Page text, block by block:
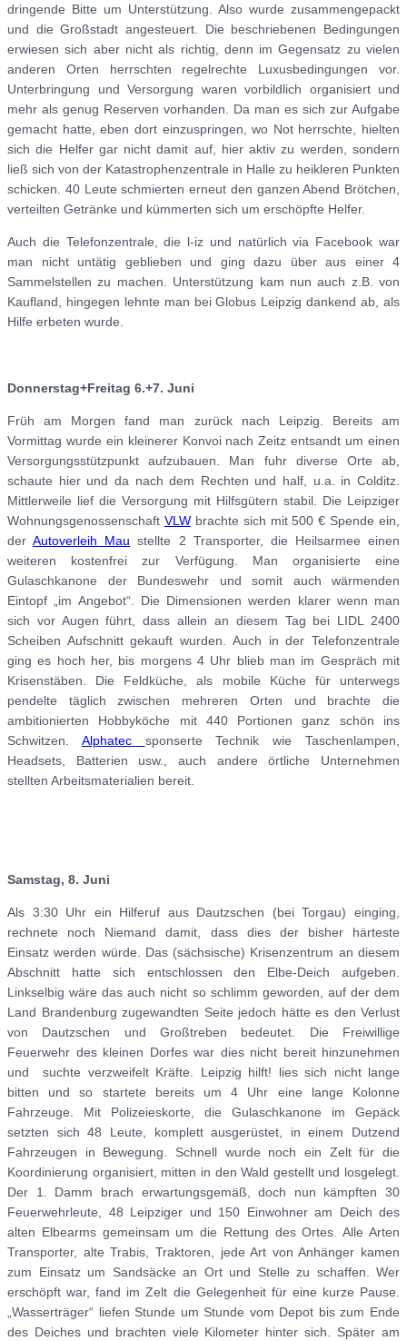
dringende Bitte um Unterstützung. Also wurde zusammengepackt
und die Großstadt angesteuert. Die beschriebenen Bedingungen
erwiesen sich aber nicht als richtig, denn im Gegensatz zu vielen
anderen Orten herrschten regelrechte Luxusbedingungen vor.
Unterbringung und Versorgung waren vorbildlich organisiert und
mehr als genug Reserven vorhanden. Da man es sich zur Aufgabe
gemacht hatte, eben dort einzuspringen, wo Not herrschte, hielten
sich die Helfer gar nicht damit auf, hier aktiv zu werden, sondern
ließ sich von der Katastrophenzentrale in Halle zu heikleren Punkten
schicken. 40 Leute schmierten erneut den ganzen Abend Brötchen,
verteilten Getränke und kümmerten sich um erschöpfte Helfer.
Auch die Telefonzentrale, die l-iz und natürlich via Facebook war
man nicht untätig geblieben und ging dazu über aus einer 4
Sammelstellen zu machen. Unterstützung kam nun auch z.B. von
Kaufland, hingegen lehnte man bei Globus Leipzig dankend ab, als
Hilfe erbeten wurde.
Donnerstag+Freitag 6.+7. Juni
Früh am Morgen fand man zurück nach Leipzig. Bereits am
Vormittag wurde ein kleinerer Konvoi nach Zeitz entsandt um einen
Versorgungsstützpunkt aufzubauen. Man fuhr diverse Orte ab,
schaute hier und da nach dem Rechten und half, u.a. in Colditz.
Mittlerweile lief die Versorgung mit Hilfsgütern stabil. Die Leipziger
Wohnungsgenossenschaft VLWbrachte sich mit 500 € Spende ein,
derAutoverleih Mau stellte 2 Transporter, die Heilsarmee einen
weiteren kostenfrei zur Verfügung. Man organisierte eine
Gulaschkanone der Bundeswehr und somit auch wärmenden
Eintopf „im Angebot“. Die Dimensionen werden klarer wenn man
sich vor Augen führt, dass allein an diesem Tag bei LIDL 2400
Scheiben Aufschnitt gekauft wurden. Auch in der Telefonzentrale
ging es hoch her, bis morgens 4 Uhr blieb man im Gespräch mit
Krisenstäben. Die Feldküche, als mobile Küche für unterwegs
pendelte täglich zwischen mehreren Orten und brachte die
ambitionierten Hobbyköche mit 440 Portionen ganz schön ins
Schwitzen. Alphatec sponserte Technik wie Taschenlampen,
Headsets, Batterien usw., auch andere örtliche Unternehmen
stellten Arbeitsmaterialien bereit.
Samstag, 8. Juni
Als 3:30 Uhr ein Hilferuf aus Dautzschen (bei Torgau) einging,
rechnete noch Niemand damit, dass dies der bisher härteste
Einsatz werden würde. Das (sächsische) Krisenzentrum an diesem
Abschnitt hatte sich entschlossen den Elbe-Deich aufgeben.
Linkselbig wäre das auch nicht so schlimm geworden, auf der dem
Land Brandenburg zugewandten Seite jedoch hätte es den Verlust
von Dautzschen und Großtreben bedeutet. Die Freiwillige
Feuerwehr des kleinen Dorfes war dies nicht bereit hinzunehmen
und suchte verzweifelt Kräfte. Leipzig hilft! lies sich nicht lange
bitten und so startete bereits um 4 Uhr eine lange Kolonne
Fahrzeuge. Mit Polizeieskorte, die Gulaschkanone im Gepäck
setzten sich 48 Leute, komplett ausgerüstet, in einem Dutzend
Fahrzeugen in Bewegung. Schnell wurde noch ein Zelt für die
Koordinierung organisiert, mitten in den Wald gestellt und losgelegt.
Der 1. Damm brach erwartungsgemäß, doch nun kämpften 30
Feuerwehrleute, 48 Leipziger und 150 Einwohner am Deich des
alten Elbearms gemeinsam um die Rettung des Ortes. Alle Arten
Transporter, alte Trabis, Traktoren, jede Art von Anhänger kamen
zum Einsatz um Sandsäcke an Ort und Stelle zu schaffen. Wer
erschöpft war, fand im Zelt die Gelegenheit für eine kurze Pause.
„Wasserträger“ liefen Stunde um Stunde vom Depot bis zum Ende
des Deiches und brachten viele Kilometer hinter sich. Später am